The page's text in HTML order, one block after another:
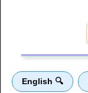
🔍 English